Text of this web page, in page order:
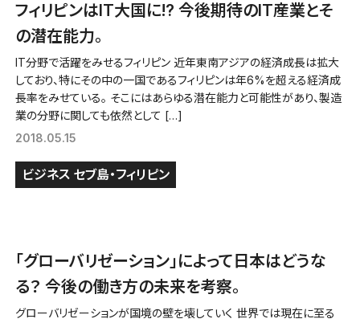
フィリピンはIT大国に!? 今後期待のIT産業とそ
の潜在能力。
IT分野で活躍をみせるフィリピン 近年東南アジアの経済成長は拡大
しており、特にその中の一国であるフィリピンは年6%を超える経済成
長率をみせている。 そこにはあらゆる潜在能力と可能性があり、製造
業の分野に関しても依然として […]
2018.05.15
ビジネス セブ島・フィリピン
「グローバリゼーション」によって日本はどうな
る？ 今後の働き方の未来を考察。
グローバリゼーションが国境の壁を壊していく 世界では現在に至る